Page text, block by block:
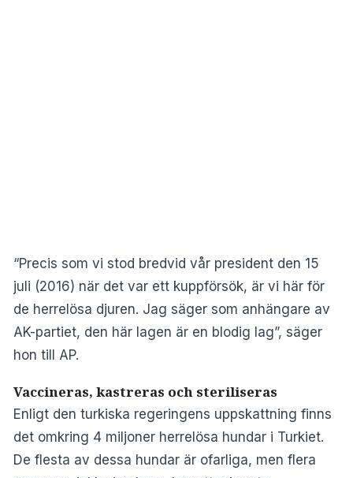
“Precis som vi stod bredvid vår president den 15
juli (2016) när det var ett kuppförsök, är vi här för
de herrelösa djuren. Jag säger som anhängare av
AK-partiet, den här lagen är en blodig lag”, säger
hon till AP.
Vaccineras, kastreras och steriliseras
Enligt den turkiska regeringens uppskattning finns
det omkring 4 miljoner herrelösa hundar i Turkiet.
De flesta av dessa hundar är ofarliga, men flera